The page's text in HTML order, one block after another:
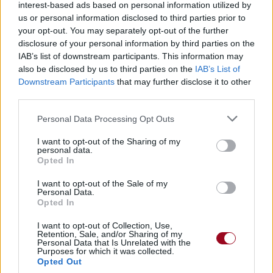
interest-based ads based on personal information utilized by
us or personal information disclosed to third parties prior to
your opt-out. You may separately opt-out of the further
disclosure of your personal information by third parties on the
IAB’s list of downstream participants. This information may
also be disclosed by us to third parties on the IAB’s List of
Downstream Participants that may further disclose it to other
Personal Data Processing Opt Outs
I want to opt-out of the Sharing of my
personal data.
Opted In
I want to opt-out of the Sale of my
Personal Data.
Opted In
I want to opt-out of Collection, Use,
Retention, Sale, and/or Sharing of my
Personal Data that Is Unrelated with the
Purposes for which it was collected.
Opted Out
Pour prolonger le plaisir musical :
Vous aimez chanter, apprenez la guitare chez
Télécharger légalement les MP3 sur
Télécharger légalement les MP3 ou trouver le CD sur
Trouver un instrument de musique ou une partition au
Commentaires
Voir la vidéo de «Three Wishes»